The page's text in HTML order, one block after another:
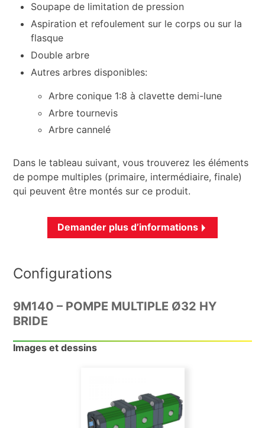
Soupape de limitation de pression
Aspiration et refoulement sur le corps ou sur la
flasque
Double arbre
Autres arbres disponibles:
Arbre conique 1:8 à clavette demi-lune
Arbre tournevis
Arbre cannelé
Dans le tableau suivant, vous trouverez les éléments
de pompe multiples (primaire, intermédiaire, finale)
qui peuvent être montés sur ce produit.
Demander plus d’informations
Configurations
9M140 – POMPE MULTIPLE Ø32 HY
BRIDE
Images et dessins